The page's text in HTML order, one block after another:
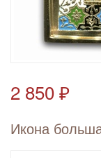
2 850 ₽
Икона